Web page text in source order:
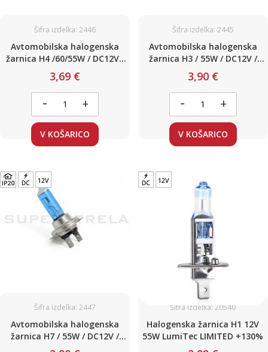
Šifra izdelka: 2446
Avtomobilska halogenska
žarnica H4 /60/55W / DC12V /
(White / Blue - xenon)
3,69 €
- +
V KOŠARICO
Šifra izdelka: 2445
Avtomobilska halogenska
žarnica H3 / 55W / DC12V /
(White / Blue - xenon)
3,90 €
- +
V KOŠARICO
Šifra izdelka: 2447
Avtomobilska halogenska
žarnica H7 / 55W / DC12V /
(White / Blue - xenon)
Šifra izdelka: 20540
Halogenska žarnica H1 12V
55W LumiTec LIMITED +130%